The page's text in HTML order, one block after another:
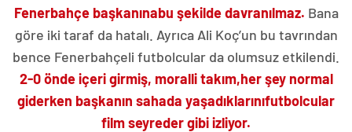
Fenerbahçe başkanınabu şekilde davranılmaz. Bana
göre iki taraf da hatalı. Ayrıca Ali Koç’un bu tavrından
bence Fenerbahçeli futbolcular da olumsuz etkilendi.
2-0 önde içeri girmiş, moralli takım,her şey normal
giderken başkanın sahada yaşadıklarınıfutbolcular
film seyreder gibi izliyor.